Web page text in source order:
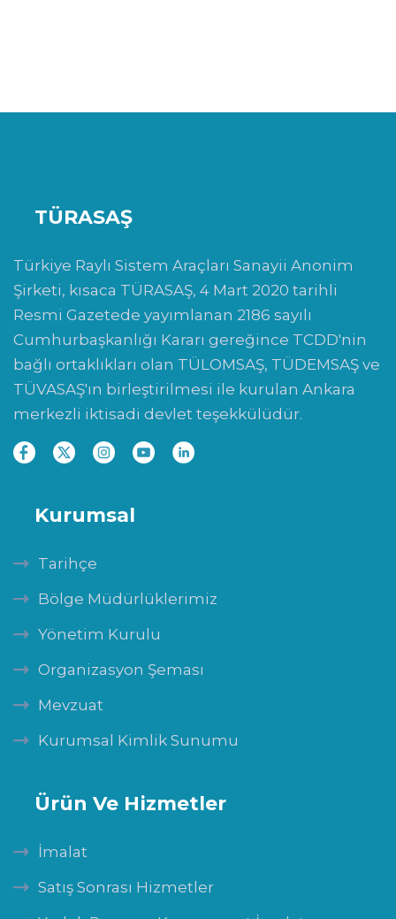
TÜRASAŞ
Türkiye Raylı Sistem Araçları Sanayii Anonim
Şirketi, kısaca TÜRASAŞ, 4 Mart 2020 tarihli
Resmi Gazetede yayımlanan 2186 sayılı
Cumhurbaşkanlığı Kararı gereğince TCDD'nin
bağlı ortaklıkları olan TÜLOMSAŞ, TÜDEMSAŞ ve
TÜVASAŞ'ın birleştirilmesi ile kurulan Ankara
merkezli iktisadi devlet teşekkülüdür.
Kurumsal
Tarihçe
Bölge Müdürlüklerimiz
Yönetim Kurulu
Organizasyon Şeması
Mevzuat
Kurumsal Kimlik Sunumu
Ürün Ve Hizmetler
İmalat
Satış Sonrası Hizmetler